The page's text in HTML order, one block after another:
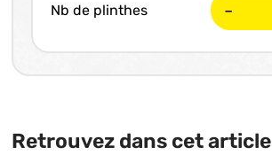
Nb de plinthes
Retrouvez dans cet article